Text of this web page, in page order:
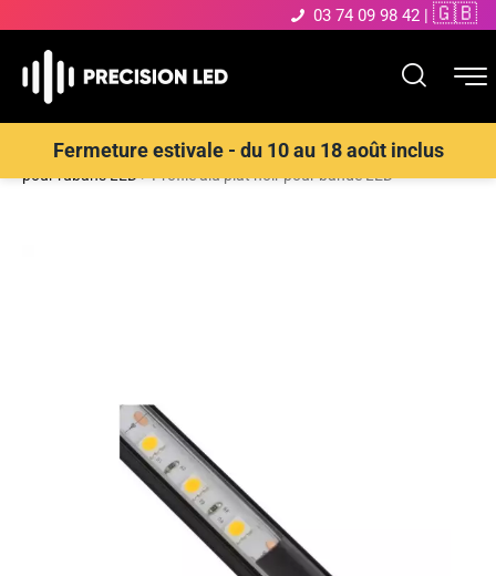
03 74 09 98 42 | 🇬🇧
Fermeture estivale - du 10 au 18 août inclus
Accueil>Boutique>Ruban LED et Bande LED>Profilé aluminium
pour rubans LED>Profilé alu plat noir pour bande LED